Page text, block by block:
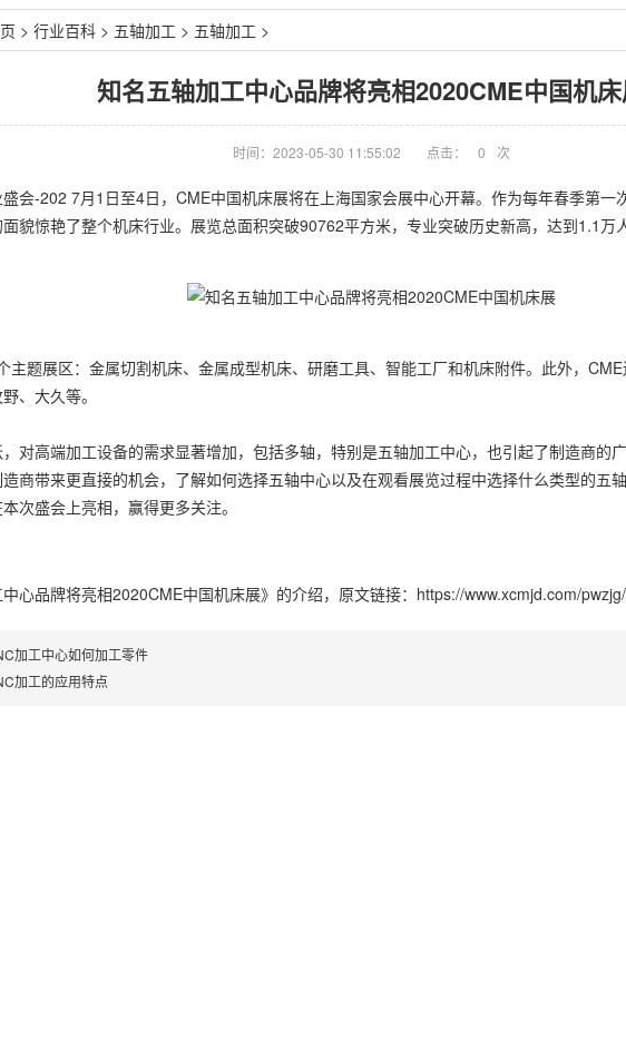
> 行业百科 > 五轴加工 > 五轴加工 >
知名五轴加工中心品牌将亮相2020CME中国机
时间：2023-05-30 11:55:02 点击： 0 次
会-202 7月1日至4日，CME中国机床展将在上海国家会展中心开幕。作为每年春季第一
貌惊艳了整个机床行业。展览总面积突破90762平方米，专业突破历史新高，达到1.1
主题展区：金属切割机床、金属成型机床、研磨工具、智能工厂和机床附件。此外，
、大久等。
对高端加工设备的需求显著增加，包括多轴，特别是五轴加工中心，也引起了制造商的
商带来更直接的机会，了解如何选择五轴中心以及在观看展览过程中选择什么类型的五
次盛会上亮相，赢得更多关注。
中心品牌将亮相2020CME中国机床展》 的介绍，原文链接： https://www.xcmjd.com/
加工中心如何加工零件
加工的应用特点